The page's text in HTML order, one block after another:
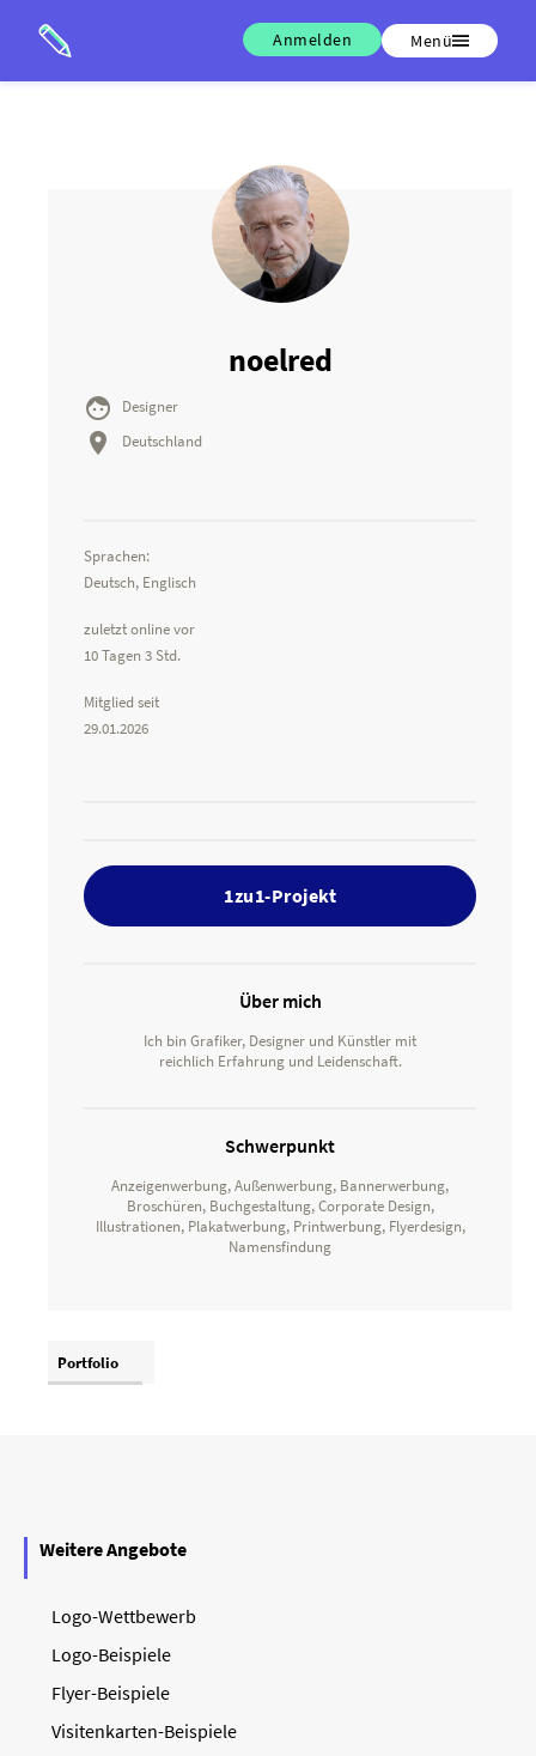
Anmelden Menü
noelred
 Designer
 Deutschland
Sprachen:
Deutsch, Englisch
zuletzt online vor
10 Tagen 3 Std.
Mitglied seit
29.01.2026
1zu1-Projekt
Über mich
Ich bin Grafiker, Designer und Künstler mit
reichlich Erfahrung und Leidenschaft.
Schwerpunkt
Anzeigenwerbung, Außenwerbung, Bannerwerbung,
Broschüren, Buchgestaltung, Corporate Design,
Illustrationen, Plakatwerbung, Printwerbung, Flyerdesign,
Namensfindung
Portfolio
Weitere Angebote
Logo-Wettbewerb
Logo-Beispiele
Flyer-Beispiele
Visitenkarten-Beispiele